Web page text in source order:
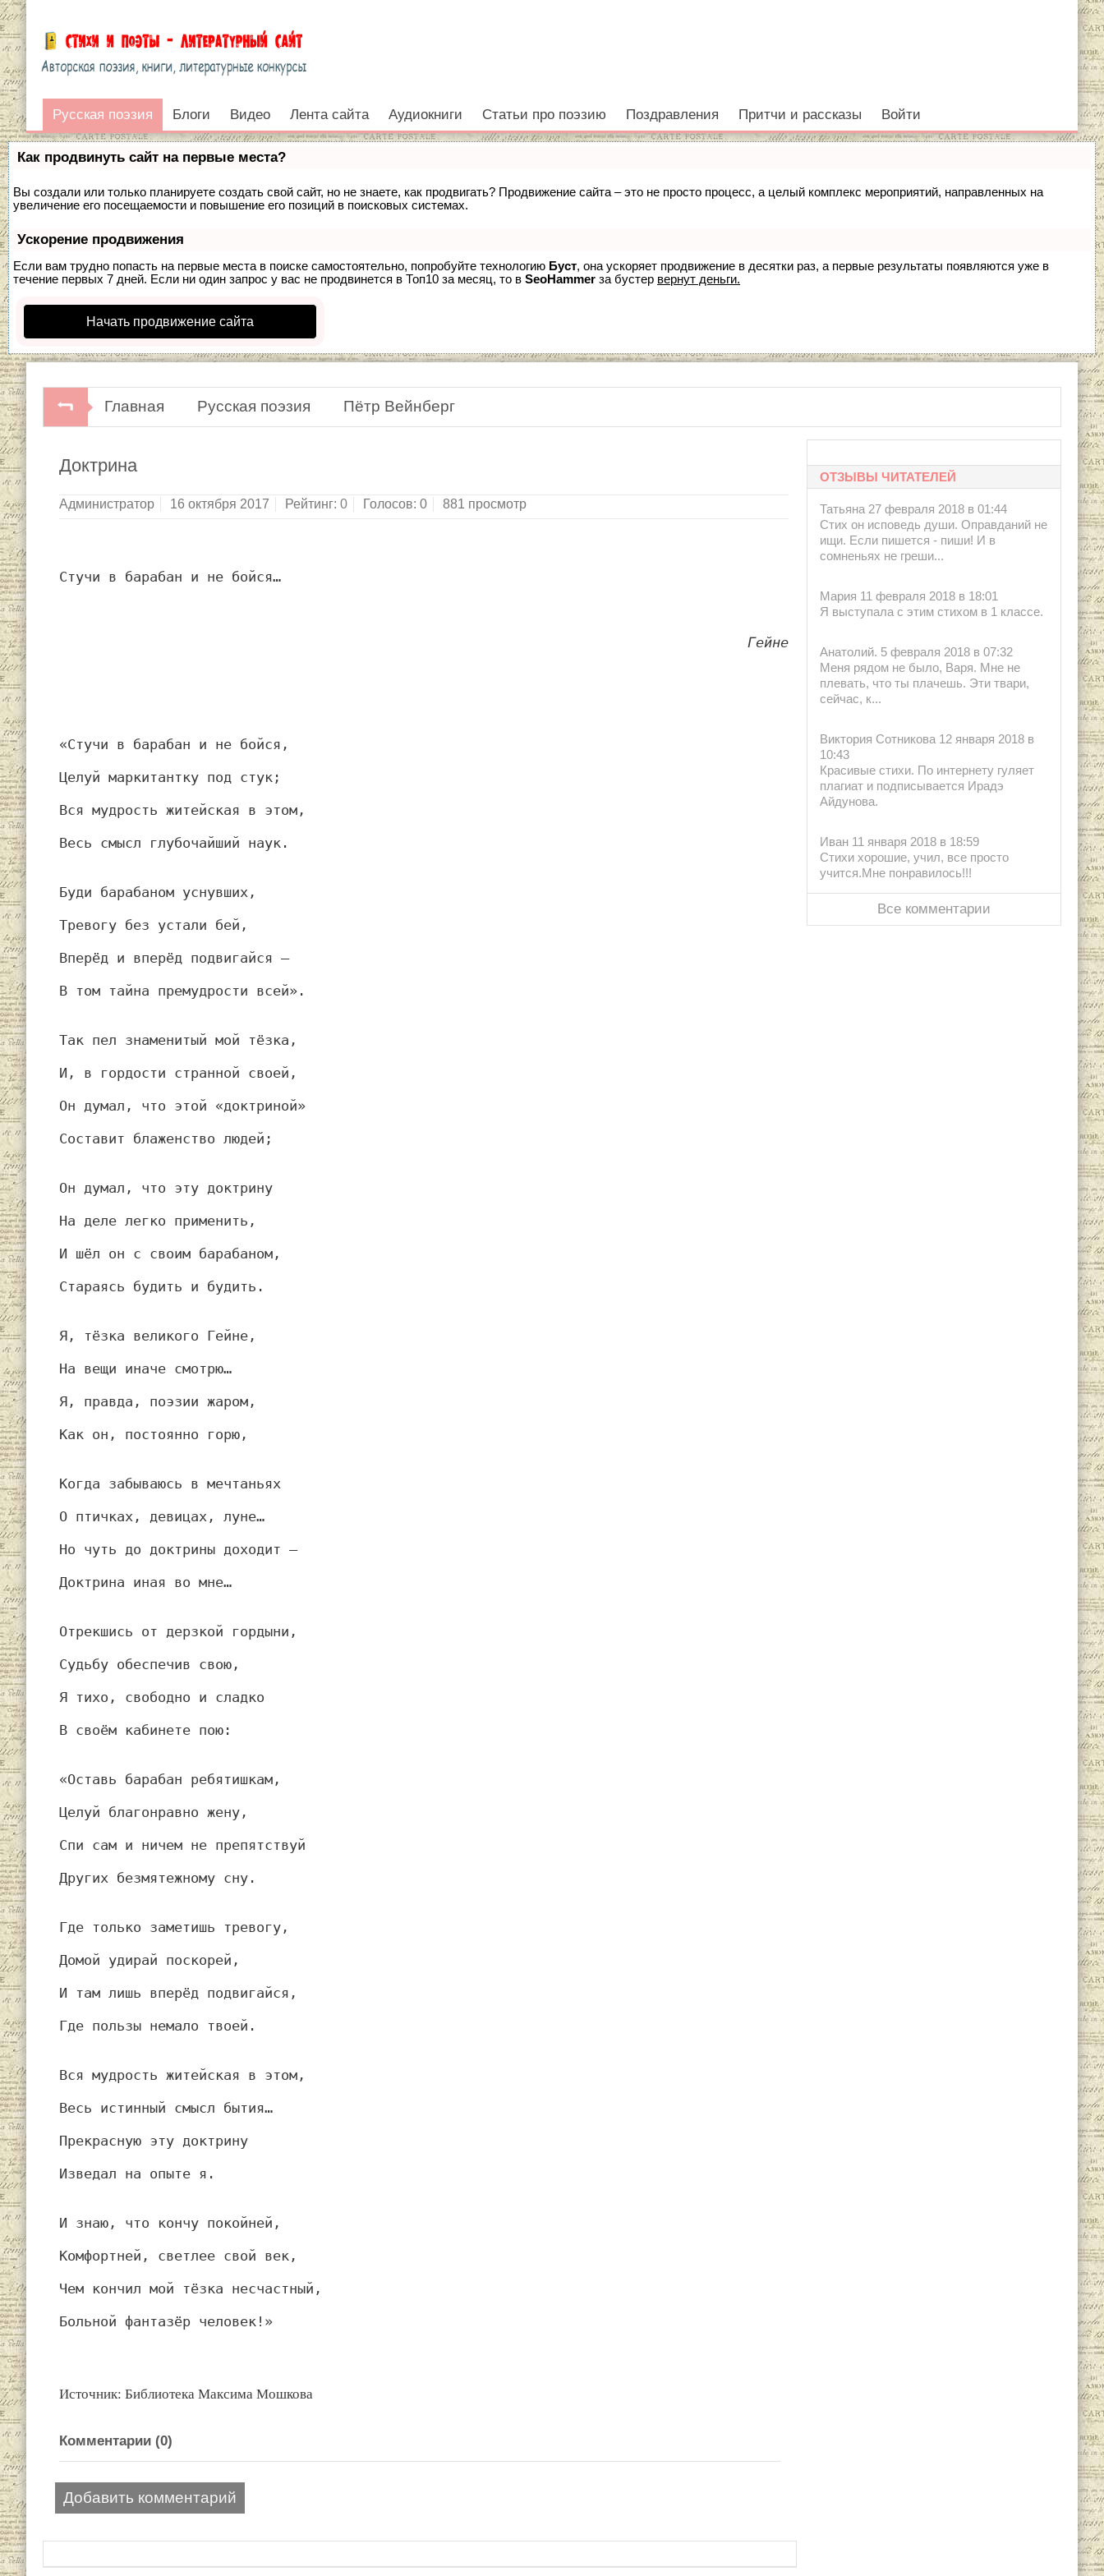
Русская поэзия
Войти
Русская поэзия Блоги Видео Лента сайта Аудиокниги Статьи про поэзию Поздравления Притчи и рассказы Войти
Как продвинуть сайт на первые места?
Вы создали или только планируете создать свой сайт, но не знаете, как продвигать? Продвижение сайта – это не просто процесс, а целый комплекс мероприятий, направленных на
увеличение его посещаемости и повышение его позиций в поисковых системах.
Ускорение продвижения
Если вам трудно попасть на первые места в поиске самостоятельно, попробуйте технологию Буст, она ускоряет продвижение в десятки раз, а первые результаты появляются уже в
течение первых 7 дней. Если ни один запрос у вас не продвинется в Топ10 за месяц, то в SeoHammer за бустер вернут деньги.
Начать продвижение сайта
Главная Русская поэзия Пётр Вейнберг
Доктрина
Администратор 16 октября 2017 Рейтинг: 0 Голосов: 0 881 просмотр
Стучи в барабан и не бойся…
Гейне
«Стучи в барабан и не бойся,
Целуй маркитантку под стук;
Вся мудрость житейская в этом,
Весь смысл глубочайший наук.
Буди барабаном уснувших,
Тревогу без устали бей,
Вперёд и вперёд подвигайся —
В том тайна премудрости всей».
Так пел знаменитый мой тёзка,
И, в гордости странной своей,
Он думал, что этой «доктриной»
Составит блаженство людей;
Он думал, что эту доктрину
На деле легко применить,
И шёл он с своим барабаном,
Стараясь будить и будить.
Я, тёзка великого Гейне,
На вещи иначе смотрю…
Я, правда, поэзии жаром,
Как он, постоянно горю,
Когда забываюсь в мечтаньях
О птичках, девицах, луне…
Но чуть до доктрины доходит —
Доктрина иная во мне…
Отрекшись от дерзкой гордыни,
Судьбу обеспечив свою,
Я тихо, свободно и сладко
В своём кабинете пою:
«Оставь барабан ребятишкам,
Целуй благонравно жену,
Спи сам и ничем не препятствуй
Других безмятежному сну.
Где только заметишь тревогу,
Домой удирай поскорей,
И там лишь вперёд подвигайся,
Где пользы немало твоей.
Вся мудрость житейская в этом,
Весь истинный смысл бытия…
Прекрасную эту доктрину
Изведал на опыте я.
И знаю, что кончу покойней,
Комфортней, светлее свой век,
Чем кончил мой тёзка несчастный,
Больной фантазёр человек!»
Источник: Библиотека Максима Мошкова
Комментарии (0)
Добавить комментарий
ОТЗЫВЫ ЧИТАТЕЛЕЙ
Татьяна 27 февраля 2018 в 01:44
Стих он исповедь души. Оправданий не
ищи. Если пишется - пиши! И в
сомненьях не греши...
Мария 11 февраля 2018 в 18:01
Я выступала с этим стихом в 1 классе.
Анатолий. 5 февраля 2018 в 07:32
Меня рядом не было, Варя. Мне не
плевать, что ты плачешь. Эти твари,
сейчас, к...
Виктория Сотникова 12 января 2018 в
10:43
Красивые стихи. По интернету гуляет
плагиат и подписывается Ирадэ
Айдунова.
Иван 11 января 2018 в 18:59
Стихи хорошие, учил, все просто
учится.Мне понравилось!!!
Все комментарии